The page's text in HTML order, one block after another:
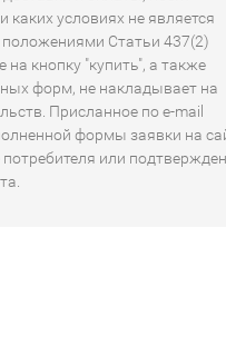
условиях не является
Статьи 437(2)
кнопку "купить", а также
форм, не накладывает на
Присланное по e-mail
формы заявки на
или